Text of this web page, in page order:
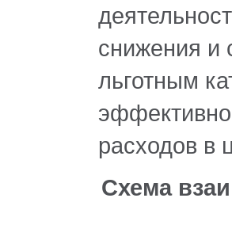
снижения и
льготным
расходов в
Схема